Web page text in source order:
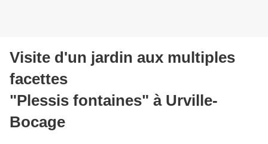
Visite d'un jardin aux multiples
facettes
"Plessis fontaines" à Urville-
Bocage